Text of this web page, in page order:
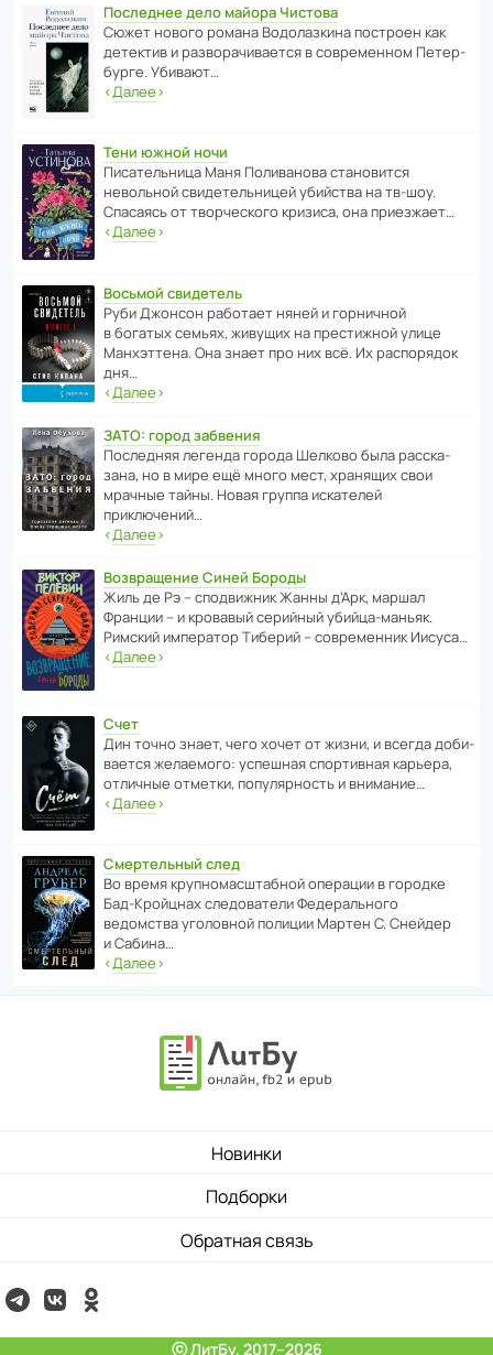
Последнее дело майора Чистова
Сюжет нового романа Водо­ла­з­кина пост­роен как
дете­ктив и разво­ра­чи­ва­ется в совре­менном Пете­р­
бурге. Убивают…
‹Далее›
Тени южной ночи
Писа­тель­ница Маня Поли­ва­нова стано­вится
невольной свиде­тель­ницей убийства на тв-шоу.
Спасаясь от твор­че­с­кого кризиса, она приезжает…
‹Далее›
Восьмой свидетель
Руби Джонсон рабо­тает няней и горни­чной
в богатых семьях, живущих на прес­ти­жной улице
Манх­эт­тена. Она знает про них всё. Их распо­рядок
дня…
‹Далее›
ЗАТО: город забвения
После­дняя легенда города Шелково была расска­
зана, но в мире ещё много мест, хранящих свои
мрачные тайны. Новая группа иска­телей
приключений…
‹Далее›
Возвращение Синей Бороды
Жиль де Рэ – спод­ви­жник Жанны д’Арк, маршал
Франции – и кровавый серийный убийца-маньяк.
Римский импе­ратор Тиберий – совре­менник Иисуса…
‹Далее›
Счет
Дин точно знает, чего хочет от жизни, и всегда доби­
ва­ется жела­е­мого: успе­шная спор­ти­вная карьера,
отли­чные отметки, попу­ля­р­ность и внимание…
‹Далее›
Смертельный след
Во время круп­но­мас­ш­та­бной операции в городке
Бад‑Крой­цнах следо­ва­тели Феде­раль­ного
ведомства уголо­вной полиции Мартен С. Снейдер
и Сабина…
‹Далее›
Новинки
Подборки
Обратная связь
ⓒ ЛитБу, 2017–2026